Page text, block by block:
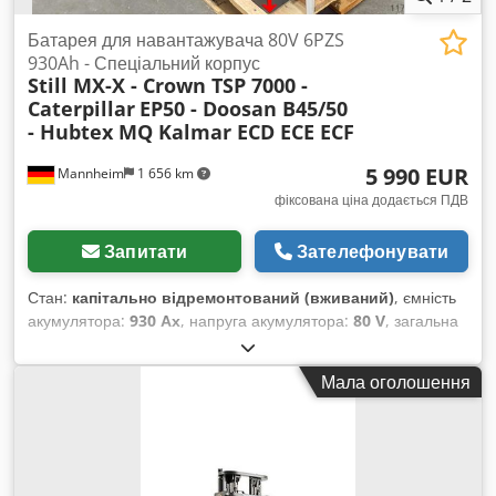
Mannheim 1 656 km
Батарея для навантажувача 80V 6PZS
930Ah - Спеціальний корпус
Still MX-X - Crown TSP 7000 -
Caterpillar EP50 - Doosan B45/50
- Hubtex MQ Kalmar ECD ECE ECF
5 990 EUR
фіксована ціна додається ПДВ
Запитати Зателефонувати
Стан: капітально відремонтований (вживаний), ємність
акумулятора: 930 Ах, напруга акумулятора: 80 V, загальна
, загальна довжина:
ширина:735 мм, Випробувана тягові акумуляторна батарея
для вашого навантажувача – 80В 6PZS 930А·год –
Rnpuo Apbof + Ємність: мінімум 90–100% (протокол
Мала оголошення